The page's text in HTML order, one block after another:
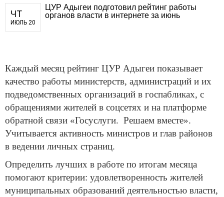
ЧТ
ИЮЛЬ 20
ЦУР Адыгеи подготовил рейтинг работы
органов власти в интернете за июнь
Каждый месяц рейтинг ЦУР Адыгеи показывает
качество работы министерств, администраций и их
подведомственных организаций в госпабликах, с
обращениями жителей в соцсетях и на платформе
обратной связи «Госуслуги. Решаем вместе».
Учитывается активность министров и глав районов
в ведении личных страниц.
Определить лучших в работе по итогам месяца
помогают критерии: удовлетворенность жителей
муниципальных образований деятельностью власти,